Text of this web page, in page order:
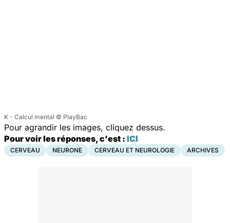
K - Calcul mental © PlayBac
Pour agrandir les images, cliquez dessus.
Pour voir les réponses, c'est : ICI
CERVEAU NEURONE CERVEAU ET NEUROLOGIE ARCHIVES